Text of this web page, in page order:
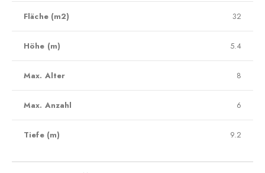
Fläche (m2) 32
Höhe (m) 5.4
Max. Alter 8
Max. Anzahl 6
Tiefe (m) 9.2